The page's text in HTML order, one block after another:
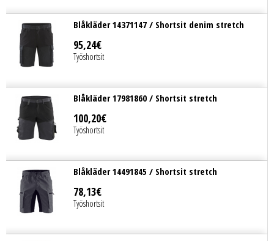
Blåkläder 14371147 / Shortsit denim stretch
95,24€
Työshortsit
Blåkläder 17981860 / Shortsit stretch
100,20€
Työshortsit
Blåkläder 14491845 / Shortsit stretch
78,13€
Työshortsit